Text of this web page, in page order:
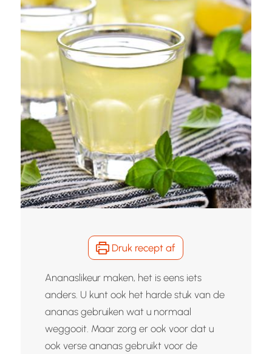
Druk recept af
Ananaslikeur maken, het is eens iets
anders. U kunt ook het harde stuk van de
ananas gebruiken wat u normaal
weggooit. Maar zorg er ook voor dat u
ook verse ananas gebruikt voor de